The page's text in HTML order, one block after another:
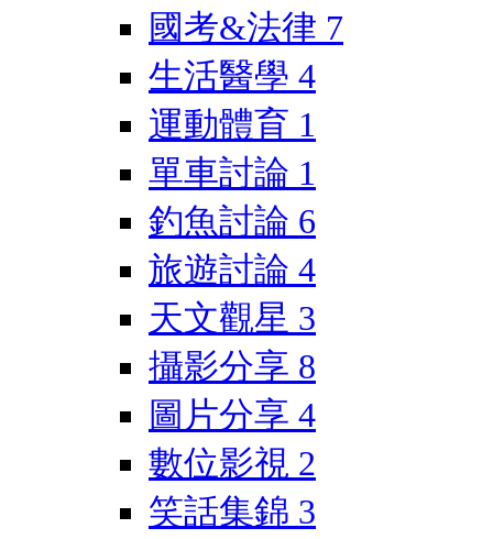
國考&法律 7
生活醫學 4
運動體育 1
單車討論 1
釣魚討論 6
旅遊討論 4
天文觀星 3
攝影分享 8
圖片分享 4
數位影視 2
笑話集錦 3